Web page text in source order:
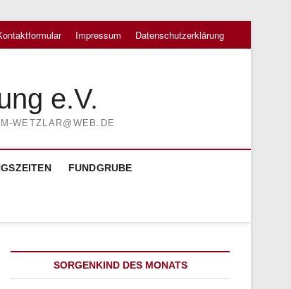
Impressum Datenschutzerklärung
e.V.
WETZLAR@WEB.DE
FUNDGRUBE
SORGENKIND DES MONATS